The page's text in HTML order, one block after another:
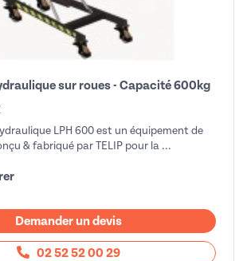
sur roues - Capacité 600kg
LPH 600 est un équipement de
& fabriqué par TELIP pour la ...
Demander un devis
02 52 52 00 29